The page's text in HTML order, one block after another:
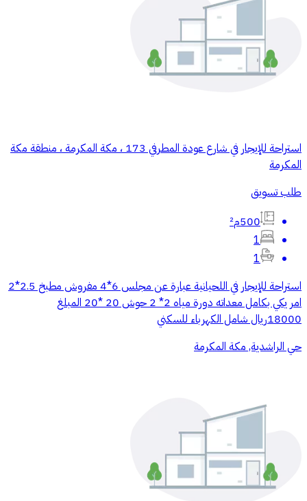
استراحة للإيجار في شارع عودة المطرفي 173 ، مكة المكرمة ، منطقة مكة
المكرمة
طلب تسويق
500م²
1
1
استراحة للإيجار في اللحيانية عبارة عن مجلس 6*4 مفروش مطبخ 2.5*2
امر يكي بكامل معداته دورة مياه 2* 2 حوش 20 *20 المبلغ
18000ريال شامل الكهرباء للسكني
حي الراشدية, مكة المكرمة